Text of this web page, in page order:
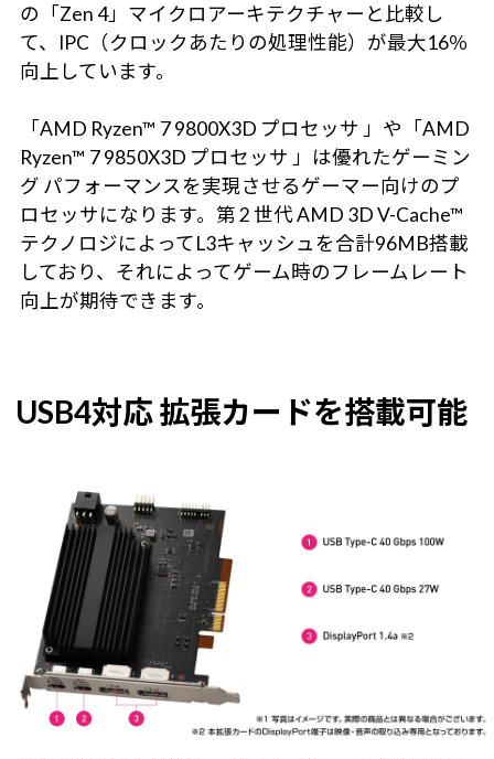
の「Zen 4」マイクロアーキテクチャーと比較し
て、IPC（クロックあたりの処理性能）が最大16％
向上しています。
「AMD Ryzen™ 7 9800X3D プロセッサ 」や「AMD
Ryzen™ 7 9850X3D プロセッサ 」は優れたゲーミン
グ パフォーマンスを実現させるゲーマー向けのプ
ロセッサになります。第 2 世代 AMD 3D V-Cache™
テクノロジによってL3キャッシュを合計96MB搭載
しており、それによってゲーム時のフレームレート
向上が期待できます。
USB4対応 拡張カードを搭載可能